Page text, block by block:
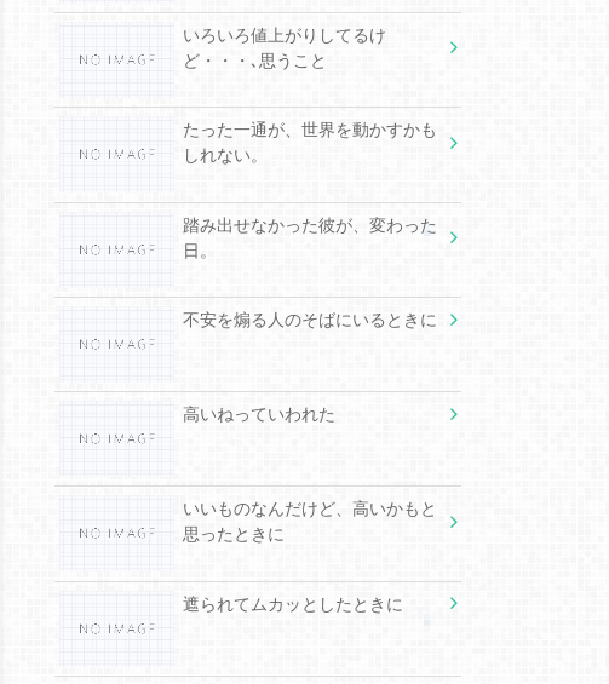
いろいろ値上がりしてるけ
ど・・・､思うこと
たった一通が、世界を動かすかも
しれない。
踏み出せなかった彼が、変わった
日。
不安を煽る人のそばにいるときに
高いねっていわれた
いいものなんだけど、高いかもと
思ったときに
遮られてムカッとしたときに